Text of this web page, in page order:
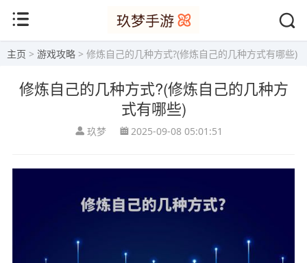
主页 > 游戏攻略 > 修炼自己的几种方式?(修炼自己的几种方式有哪些)
修炼自己的几种方式?(修炼自己的几种方
式有哪些)
玖梦 2025-09-08 05:01:51